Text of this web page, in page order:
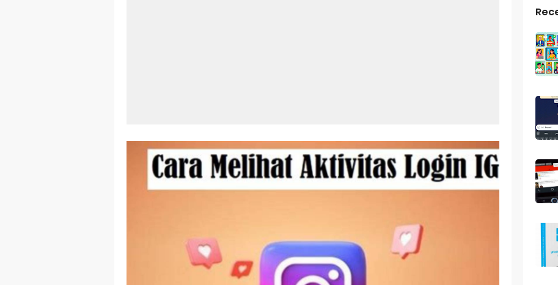
Aplikasi Laptop Windows 10: Solusi Terbaik Untuk Kebutuhan Komputasi Anda
Link Grup Wa Pemersatu Bangsa
Power Window Universal: Solusi Praktis Untuk Kendaraan Anda
Foto Grup Wa: Cara Mudah Membuat Dan Menyimpan Foto Grup Whatsapp
Cara Menghapus Panggilan Di Ig
Bitcoin Miner Android: Apa Itu Dan Bagaimana Cara Menggunakannya